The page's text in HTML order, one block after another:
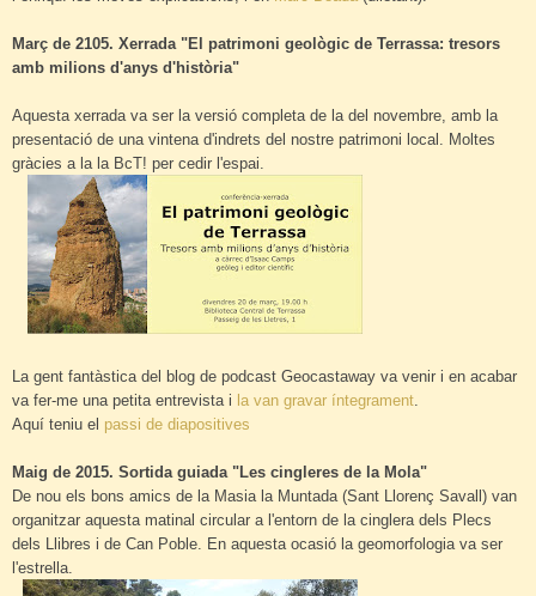
Març de 2105. Xerrada "El patrimoni geològic de Terrassa: tresors
amb milions d'anys d'història"
Aquesta xerrada va ser la versió completa de la del novembre, amb la
presentació de una vintena d'indrets del nostre patrimoni local. Moltes
gràcies a la la BcT! per cedir l'espai.
La gent fantàstica del blog de podcast Geocastaway va venir i en acabar
va fer-me una petita entrevista i la van gravar íntegrament.
Aquí teniu el passi de diapositives
Maig de 2015. Sortida guiada "Les cingleres de la Mola"
De nou els bons amics de la Masia la Muntada (Sant Llorenç Savall) van
organitzar aquesta matinal circular a l'entorn de la cinglera dels Plecs
dels Llibres i de Can Poble. En aquesta ocasió la geomorfologia va ser
l'estrella.